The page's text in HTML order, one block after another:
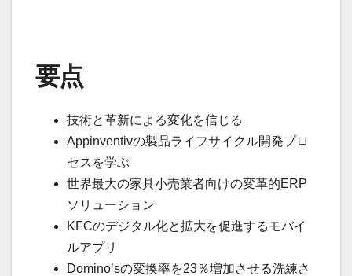
要点
技術と革新による変化を信じる
Appinventivの製品ライフサイクル開発プロ
セスを学ぶ
世界最大の家具小売業者向けの変革的ERP
ソリューション
KFCのデジタル化と拡大を促進するモバイ
ルアプリ
Domino’sの変換率を23％増加させる洗練さ